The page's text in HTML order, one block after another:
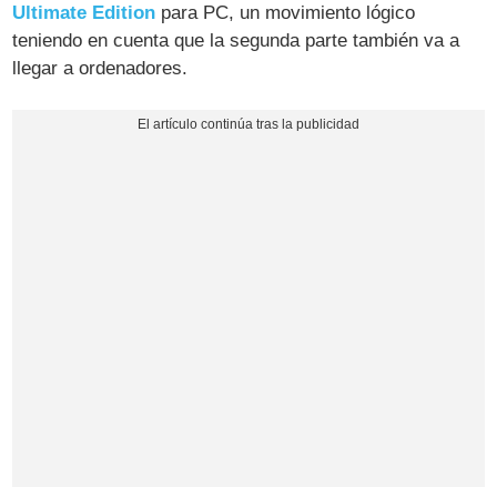
Ultimate Edition para PC, un movimiento lógico
teniendo en cuenta que la segunda parte también va a
llegar a ordenadores.